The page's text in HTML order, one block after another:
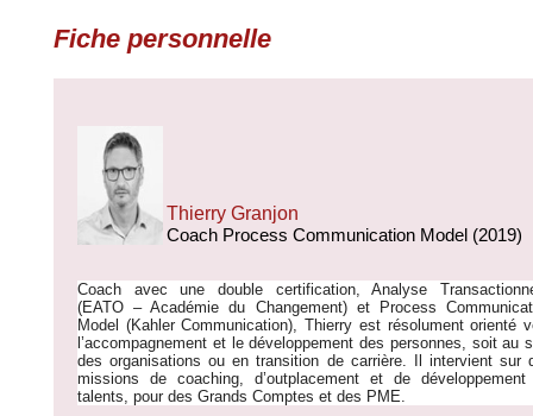
Fiche personnelle
Thierry Granjon
Coach Process Communication Model (2019)
Coach avec une double certification, Analyse
(EATO – Académie du Changement) et Process
Model (Kahler Communication), Thierry estrésolument orienté
l’accompagnement et le développement des personnes, soit au
des organisations ou en transition de carrière. Il intervient sur
missions de coaching, d’outplacement et de développement
talents, pour des Grands Comptes et des PME.